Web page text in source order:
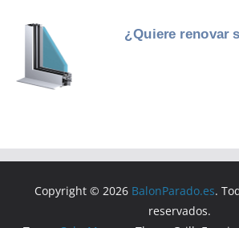
Copyright © 2026 BalonParado.es.
reservados.